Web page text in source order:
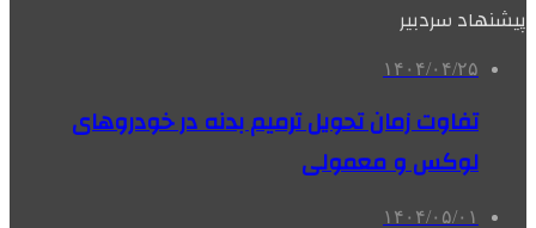
پیشنهاد سردبیر
۱۴۰۴/۰۴/۲۵
تفاوت زمان تحویل ترمیم بدنه در خودروهای
لوکس و معمولی
۱۴۰۴/۰۵/۰۱